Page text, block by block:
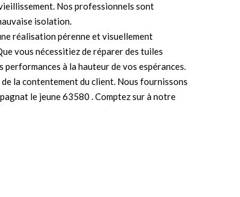
Nos professionnels sont
isolation.
réalisation pérenne et visuellement
vous nécessitiez de réparer des tuiles
à la hauteur de vos espérances.
la contentement du client. Nous fournissons
le jeune 63580 . Comptez sur à notre